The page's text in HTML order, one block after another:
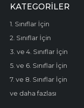
KATEGORILER
1. Sınıflar İçin
2. Sınıflar İçin
3. ve 4. Sınıflar İçin
5. ve 6. Sınıflar İçin
7. ve 8. Sınıflar İçin
ve daha fazlası